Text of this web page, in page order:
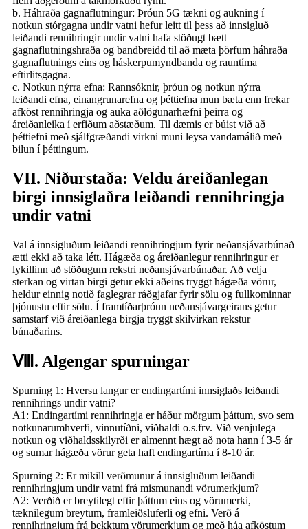
b. Háhraða gagnaflutningur: Þróun 5G tækni og aukning í
notkun stórgagna undir vatni hefur leitt til þess að innsigluð
leiðandi rennihringir undir vatni hafa stöðugt bætt
gagnaflutningshraða og bandbreidd til að mæta þörfum háhraða
gagnaflutnings eins og háskerpumyndbanda og rauntíma
eftirlitsgagna.
c. Notkun nýrra efna: Rannsóknir, þróun og notkun nýrra
leiðandi efna, einangrunarefna og þéttiefna mun bæta enn frekar
afköst rennihringja og auka aðlögunarhæfni þeirra og
áreiðanleika í erfiðum aðstæðum. Til dæmis er búist við að
þéttiefni með sjálfgræðandi virkni muni leysa vandamálið með
bilun í þéttingum.
VII. Niðurstaða: Veldu áreiðanlegan
birgi innsiglaðra leiðandi rennihringja
undir vatni
Val á innsigluðum leiðandi rennihringjum fyrir neðansjávarbúnað
ætti ekki að taka létt. Hágæða og áreiðanlegur rennihringur er
lykillinn að stöðugum rekstri neðansjávarbúnaðar. Að velja
sterkan og virtan birgi getur ekki aðeins tryggt hágæða vörur,
heldur einnig notið faglegrar ráðgjafar fyrir sölu og fullkominnar
þjónustu eftir sölu. Í framtíðarþróun neðansjávargeirans getur
samstarf við áreiðanlega birgja tryggt skilvirkan rekstur
búnaðarins.
Ⅷ. Algengar spurningar
Spurning 1: Hversu langur er endingartími innsiglaðs leiðandi
rennihrings undir vatni?
A1: Endingartími rennihringja er háður mörgum þáttum, svo sem
notkunarumhverfi, vinnutíðni, viðhaldi o.s.frv. Við venjulega
notkun og viðhaldsskilyrði er almennt hægt að nota hann í 3-5 ár
og sumar hágæða vörur geta haft endingartíma í 8-10 ár.
Spurning 2: Er mikill verðmunur á innsigluðum leiðandi
rennihringjum undir vatni frá mismunandi vörumerkjum?
A2: Verðið er breytilegt eftir þáttum eins og vörumerki,
tæknilegum breytum, framleiðsluferli og efni. Verð á
rennihringjum frá þekktum vörumerkjum og með háa afköstum